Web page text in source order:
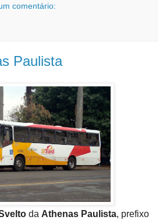
comentário:
Paulista
da Athenas Paulista, prefixo